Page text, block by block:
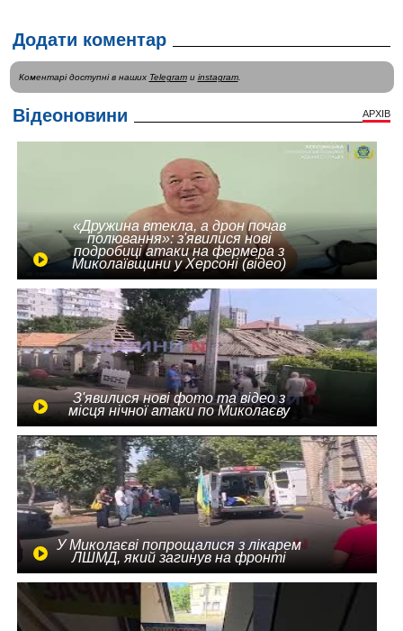
Додати коментар
Коментарі доступні в наших Telegramи instagram.
Відеоновини АРХІВ
«Дружина втекла, а дрон почав
полювання»: з'явилися нові
подробиці атаки на фермера з
Миколаївщини у Херсоні (відео)
З'явилися нові фото та відео з
місця нічної атаки по Миколаєву
У Миколаєві попрощалися з лікарем
ЛШМД, який загинув на фронті